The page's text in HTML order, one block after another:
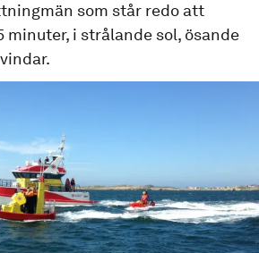
som står redo att
minuter, i strålande sol, ösande